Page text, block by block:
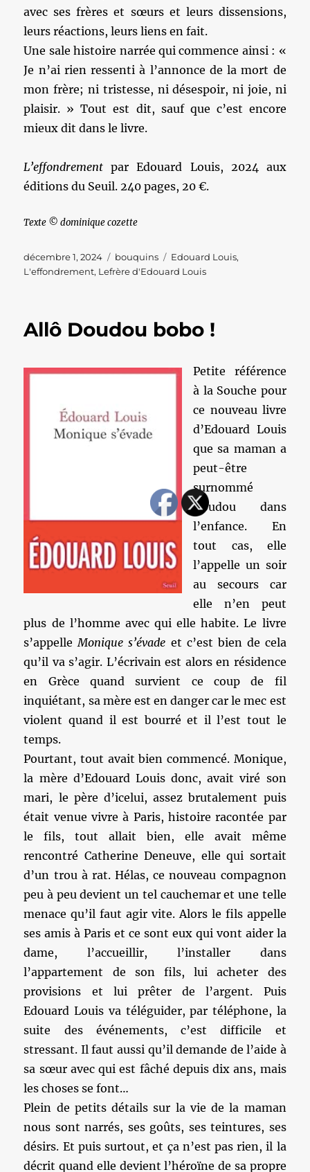
avec ses frères et sœurs et leurs dissensions,
leurs réactions, leurs liens en fait.
Une sale histoire narrée qui commence ainsi : «
Je n’ai rien ressenti à l’annonce de la mort de
mon frère; ni tristesse, ni désespoir, ni joie, ni
plaisir. » Tout est dit, sauf que c’est encore
mieux dit dans le livre.
L’effondrement par Edouard Louis, 2024 aux
éditions du Seuil. 240 pages, 20 €.
Texte © dominique cozette
Publié
le
décembre 1, 2024 Catégories
bouquins Étiquettes
Edouard Louis,
L'effondrement, Lefrère d'Edouard Louis
Allô Doudou bobo !
Petite référence
à la Souche pour
ce nouveau livre
d’Edouard Louis
que sa maman a
peut-être
surnommé
Doudou dans
l’enfance. En
tout cas, elle
l’appelle un soir
au secours car
elle n’en peut
plus de l’homme avec qui elle habite. Le livre
s’appelleMonique s’évade et c’est bien de cela
qu’il va s’agir. L’écrivain est alors en résidence
en Grèce quand survient ce coup de fil
inquiétant, sa mère est en danger car le mec est
violent quand il est bourré et il l’est tout le
temps.
Pourtant, tout avait bien commencé. Monique,
la mère d’Edouard Louis donc, avait viré son
mari, le père d’icelui, assez brutalement puis
était venue vivre à Paris, histoire racontée par
le fils, tout allait bien, elle avait même
rencontré Catherine Deneuve, elle qui sortait
d’un trou à rat. Hélas, ce nouveau compagnon
peu à peu devient un tel cauchemar et une telle
menace qu’il faut agir vite. Alors le fils appelle
ses amis à Paris et ce sont eux qui vont aider la
dame, l’accueillir, l’installer dans
l’appartement de son fils, lui acheter des
provisions et lui prêter de l’argent. Puis
Edouard Louis va téléguider, par téléphone, la
suite des événements, c’est difficile et
stressant. Il faut aussi qu’il demande de l’aide à
sa sœur avec qui est fâché depuis dix ans, mais
les choses se font…
Plein de petits détails sur la vie de la maman
nous sont narrés, ses goûts, ses teintures, ses
désirs. Et puis surtout, et ça n’est pas rien, il la
décrit quand elle devient l’héroïne de sa propre